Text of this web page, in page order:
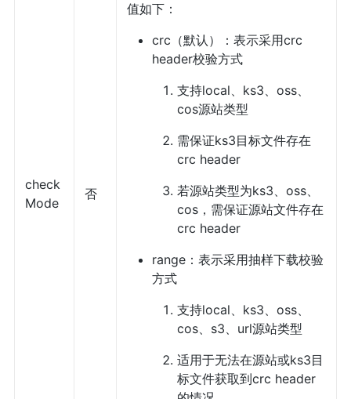
check
Mode
否
值如下：
crc（默认）：表示采用crc
header校验方式
支持local、ks3、oss、
cos源站类型
需保证ks3目标文件存在
crc header
若源站类型为ks3、oss、
cos，需保证源站文件存在
crc header
range：表示采用抽样下载校验
方式
支持local、ks3、oss、
cos、s3、url源站类型
适用于无法在源站或ks3目
标文件获取到crc header